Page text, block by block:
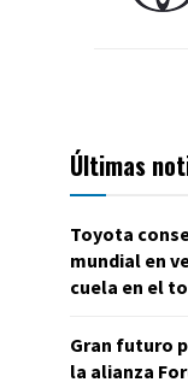
Últimas
Toyota
mundial en
cuela en el
Gran futuro
la alianza